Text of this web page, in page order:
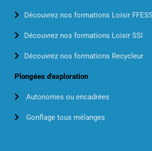
Découvrez nos formations Loisir
Découvrez nos formations Loisir SSI
Découvrez nos formations Recycleur
Plongées d'exploration
Autonomes ou encadrées
Gonflage tous mélanges